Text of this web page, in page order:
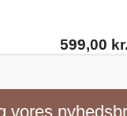
599,00
vores